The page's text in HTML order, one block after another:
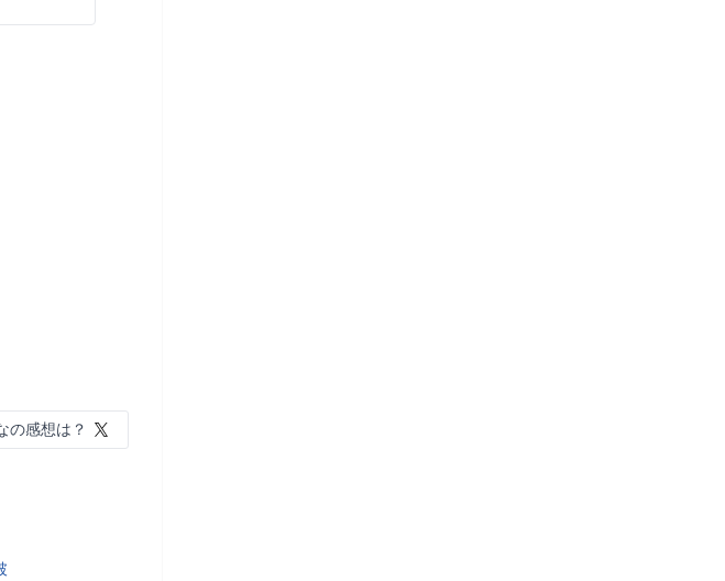
の感想は？